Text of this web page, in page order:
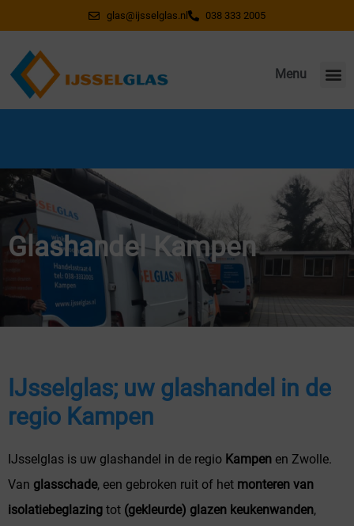
glas@ijsselglas.nl 038 333 2005
Menu
Wegens vakantie gesloten van 20 juli t/m 7
augustus. Vanaf 10 augustus weer bereikbaar!
Glashandel Kampen
IJsselglas; uw glashandel in de
regio Kampen
IJsselglas is uw glashandel in de regio Kampen en Zwolle.
Van glasschade, een gebroken ruit of het monteren van
isolatiebeglazing tot (gekleurde) glazen keukenwanden,